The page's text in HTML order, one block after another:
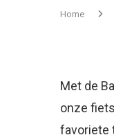
Home
Met de
onze
favoriete